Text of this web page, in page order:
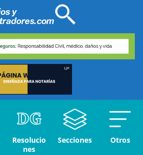
Resolucio
nes
Secciones Otros